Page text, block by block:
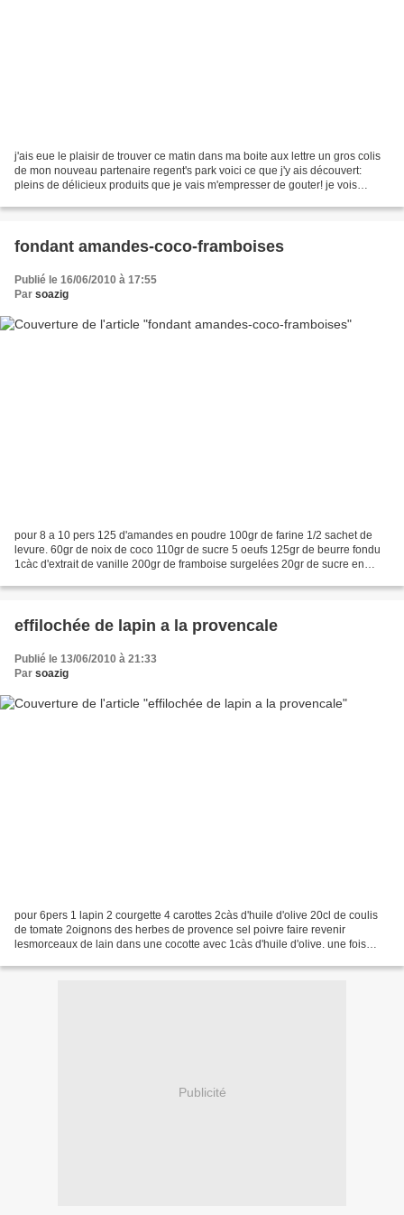
j'ais eue le plaisir de trouver ce matin dans ma boite aux lettre un gros colis
de mon nouveau partenaire regent's park voici ce que j'y ais découvert:
pleins de délicieux produits que je vais m'empresser de gouter! je vois
fondant amandes-coco-framboises
Publié le 16/06/2010 à 17:55
Par soazig
pour 8 a 10 pers 125 d'amandes en poudre 100gr de farine 1/2 sachet de
levure. 60gr de noix de coco 110gr de sucre 5 oeufs 125gr de beurre fondu
1càc d'extrait de vanille 200gr de framboise surgelées 20gr de sucre en
effilochée de lapin a la provencale
Publié le 13/06/2010 à 21:33
Par soazig
pour 6pers 1 lapin 2 courgette 4 carottes 2càs d'huile d'olive 20cl de coulis
de tomate 2oignons des herbes de provence sel poivre faire revenir
lesmorceaux de lain dans une cocotte avec 1càs d'huile d'olive. une fois
Publicité